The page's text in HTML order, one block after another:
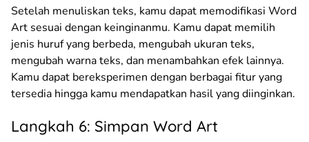
Setelah menuliskan teks, kamu dapat memodifikasi Word
Art sesuai dengan keinginanmu. Kamu dapat memilih
jenis huruf yang berbeda, mengubah ukuran teks,
mengubah warna teks, dan menambahkan efek lainnya.
Kamu dapat bereksperimen dengan berbagai fitur yang
tersedia hingga kamu mendapatkan hasil yang diinginkan.
Langkah 6: Simpan Word Art